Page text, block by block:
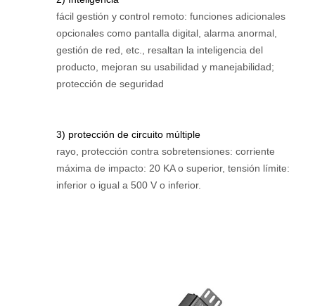
fácil gestión y control remoto: funciones adicionales
opcionales como pantalla digital, alarma anormal,
gestión de red, etc., resaltan la inteligencia del
producto, mejoran su usabilidad y manejabilidad;
protección de seguridad
3) protección de circuito múltiple
rayo, protección contra sobretensiones: corriente
máxima de impacto: 20 KA o superior, tensión límite:
inferior o igual a 500 V o inferior.